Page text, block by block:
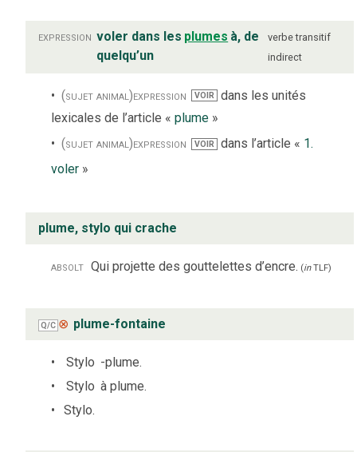
expression voler dans les plumes à, de
quelqu’un
verbe transitif
indirect
(sujet animal)expression VOIR
dans les unités
lexicales de l’article « plume »
(sujet animal)expression VOIR dans l’article « 1.
voler »
plume, stylo qui crache
absolt Qui projette des gouttelettes d’encre. (inTLF)
Q/C ⊗ plume-fontaine
Stylo -plume.
Stylo à plume.
Stylo.